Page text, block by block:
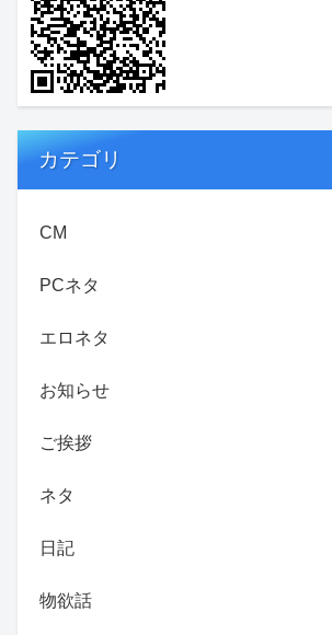
カテゴリ
CM
PCネタ
エロネタ
お知らせ
ご挨拶
ネタ
日記
物欲話